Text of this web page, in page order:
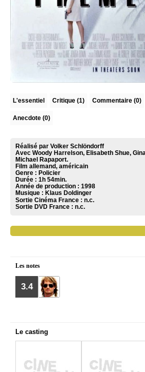
L'essentiel Critique (1) Commentaire (0)
Anecdote (0)
Réalisé par Volker Schlöndorff
Avec Woody Harrelson, Elisabeth Shue,
Michael Rapaport.
Film allemand, américain
Genre : Policier
Durée : 1h 54min.
Année de production : 1998
Musique : Klaus Doldinger
Sortie Cinéma France : n.c.
Sortie DVD France : n.c.
Les notes
3.4
Le casting